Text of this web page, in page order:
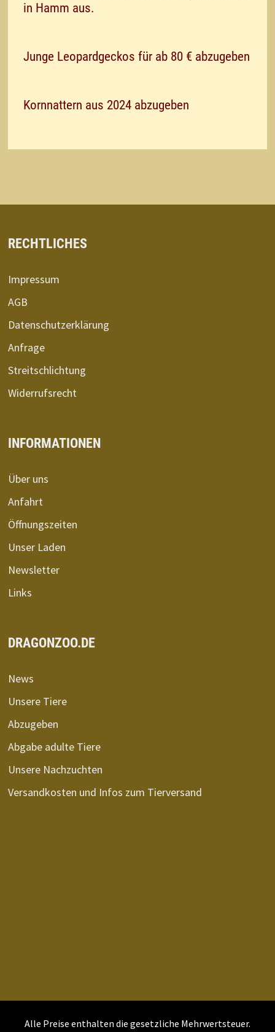
in Hamm aus.
Junge Leopardgeckos für ab 80 € abzugeben
Kornnattern aus 2024 abzugeben
RECHTLICHES
Impressum
AGB
Datenschutzerklärung
Anfrage
Streitschlichtung
Widerrufsrecht
INFORMATIONEN
Über uns
Anfahrt
Öffnungszeiten
Unser Laden
Newsletter
Links
DRAGONZOO.DE
News
Unsere Tiere
Abzugeben
Abgabe adulte Tiere
Unsere Nachzuchten
Versandkosten und Infos zum Tierversand
Alle Preise enthalten die gesetzliche Mehrwertsteuer.